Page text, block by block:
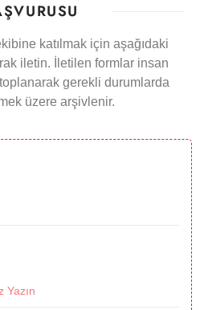
katılmak için aşağıdaki
iletin. İletilen formlar insan
gerekli durumlarda
üzere arşivlenir.